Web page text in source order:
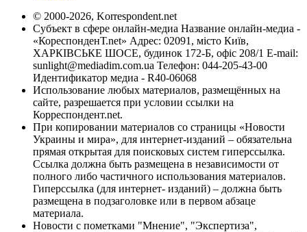
© 2000-2026, Korrespondent.net
Субъект в сфере онлайн-медиа Название онлайн-медиа -
«КореспонденТ.net» Адрес: 02091, місто Київ,
ХАРКІВСЬКЕ ШОСЕ, будинок 172-Б, офіс 208/1 E-mail:
sunlight@mediadim.com.ua Телефон: 044-205-43-00
Идентификатор медиа - R40-06068
Использование любых материалов, размещённых на
сайте, разрешается при условии ссылки на
Корреспондент.net.
При копировании материалов со страницы «Новости
Украины и мира», для интернет-изданий – обязательна
прямая открытая для поисковых систем гиперссылка.
Ссылка должна быть размещена в независимости от
полного либо частичного использования материалов.
Гиперссылка (для интернет- изданий) – должна быть
размещена в подзаголовке или в первом абзаце
материала.
Новости с пометками "Мнение", "Экспертиза",